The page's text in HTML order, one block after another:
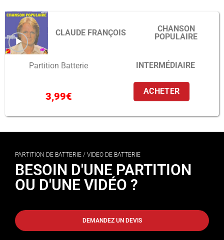
CLAUDE FRANÇOIS
CHANSON
POPULAIRE
Partition Batterie INTERMÉDIAIRE
3,99€ ACHETER
PARTITION DE BATTERIE / VIDEO DE BATTERIE
BESOIN D'UNE PARTITION
OU D'UNE VIDÉO ?
DEMANDEZ UN DEVIS